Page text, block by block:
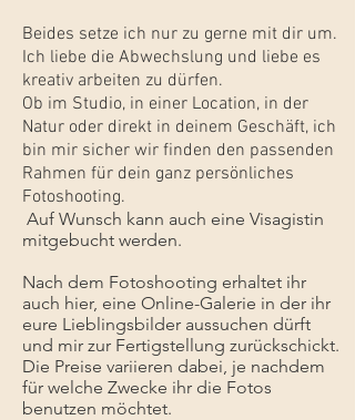
Beides setze ich nur zu gerne mit dir um.
Ich liebe die Abwechslung und liebe es
kreativ arbeiten zu dürfen.
Ob im Studio, in einer Location, in der
Natur oder direkt in deinem Geschäft, ich
bin mir sicher wir finden den passenden
Rahmen für dein ganz persönliches
Fotoshooting.
​ Auf Wunsch kann auch eine Visagistin
mitgebucht werden.
Nach dem Fotoshooting erhaltet ihr
auch hier, eine Online-Galerie in der ihr
eure Lieblingsbilder aussuchen dürft
und mir zur Fertigstellung zurückschickt.
Die Preise variieren dabei, je nachdem
für welche Zwecke ihr die Fotos
benutzen möchtet.